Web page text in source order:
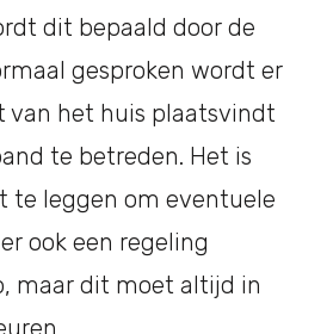
dit bepaald door de
gesproken wordt er
van het huis plaatsvindt
te betreden. Het is
te leggen om eventuele
ook een regeling
maar dit moet altijd in